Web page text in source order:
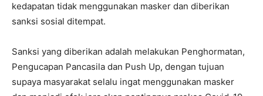
kedapatan tidak menggunakan masker dan diberikan
sanksi sosial ditempat.
Sanksi yang diberikan adalah melakukan Penghormatan,
Pengucapan Pancasila dan Push Up, dengan tujuan
supaya masyarakat selalu ingat menggunakan masker